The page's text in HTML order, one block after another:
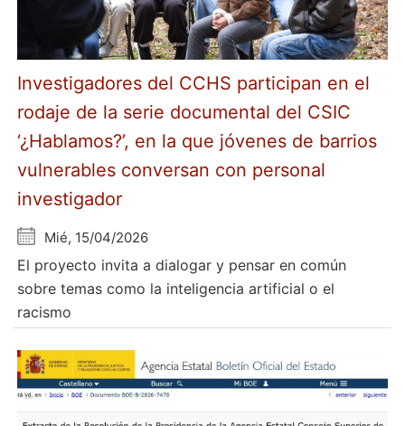
Investigadores del CCHS participan en el
rodaje de la serie documental del CSIC
‘¿Hablamos?’, en la que jóvenes de barrios
vulnerables conversan con personal
investigador
Mié, 15/04/2026
El proyecto invita a dialogar y pensar en común
sobre temas como la inteligencia artificial o el
racismo